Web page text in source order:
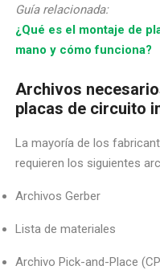
Guía relacionada:
¿Qué es el montaje de
mano y cómo funciona?
Archivos
placas de circuito
La mayoría de los
requieren los siguientes
Archivos Gerber
Lista de materiales
Archivo Pick-and-Place